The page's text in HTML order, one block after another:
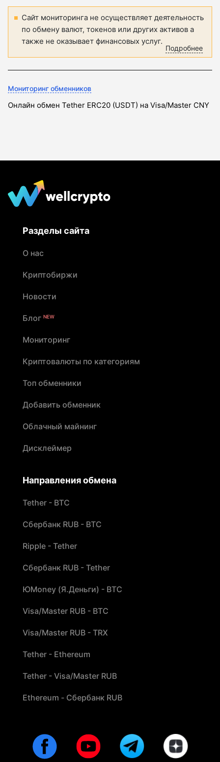
Сайт мониторинга не осуществляет деятельность
по обмену валют, токенов или других активов а
также не оказывает финансовых услуг.
Подробнее
Мониторинг обменников
Онлайн обмен Tether ERC20 (USDT) на Visa/Master CNY
Разделы сайта
О нас
Криптобиржи
Новости
Блог NEW
Мониторинг
Криптовалюты по категориям
Топ обменники
Добавить обменник
Облачный майнинг
Дисклеймер
Направления обмена
Tether - BTC
Сбербанк RUB - BTC
Ripple - Tether
Сбербанк RUB - Tether
ЮMoney (Я.Деньги) - BTC
Visa/Master RUB - BTC
Visa/Master RUB - TRX
Tether - Ethereum
Tether - Visa/Master RUB
Ethereum - Сбербанк RUB